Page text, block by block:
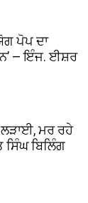
ਪੋਪ ਦਾ
— ਇੰਜ. ਈਸ਼ਰ
ਮਰ ਰਹੇ
ਸਿੰਘ ਬਿਲਿੰਗ